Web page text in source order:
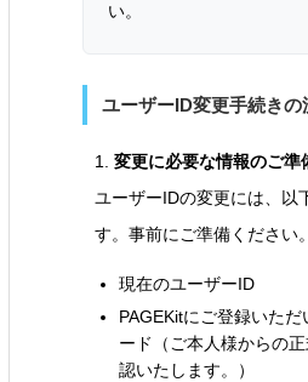
い。
ユーザーID変更手続きの
1. 変更に必要な情報のご準
ユーザーIDの変更には、以
す。事前にご準備ください。
現在のユーザーID
PAGEKitにご登録いた
ード（ご本人様からの
認いたします。）